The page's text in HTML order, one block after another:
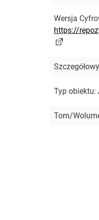
Wersja
https://
Typ obiektu:
Tom/